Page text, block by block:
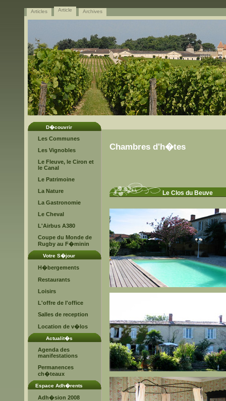
Articles Article Archives
Chambres d'h�tes
Le Clos du Beuve
D�couvrir
Les Communes
Les Vignobles
Le Fleuve, le Ciron et
le Canal
Le Patrimoine
La Nature
La Gastronomie
Le Cheval
L'Airbus A380
Coupe du Monde de
Rugby au F�minin
Votre S�jour
H�bergements
Restaurants
Loisirs
L'offre de l'office
Salles de reception
Location de v�los
Actualit�s
Agenda des
manifestations
Permanences
ch�teaux
Espace Adh�rents
Adh�sion 2008